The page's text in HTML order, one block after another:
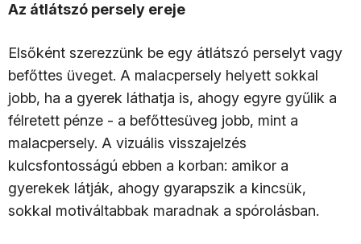
Az átlátszó persely ereje
Elsőként szerezzünk be egy átlátszó perselyt vagy
befőttes üveget. A malacpersely helyett sokkal
jobb, ha a gyerek láthatja is, ahogy egyre gyűlik a
félretett pénze - a befőttesüveg jobb, mint a
malacpersely. A vizuális visszajelzés
kulcsfontosságú ebben a korban: amikor a
gyerekek látják, ahogy gyarapszik a kincsük,
sokkal motiváltabbak maradnak a spórolásban.